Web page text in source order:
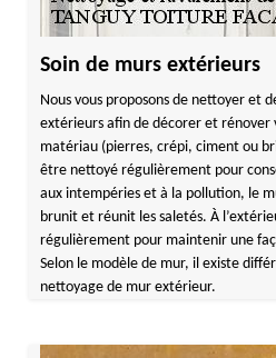
Soin de murs extérieurs
Nous vous proposons de nettoyer et
extérieurs afin de décorer et rénover
matériau (pierres, crépi, ciment ou
être nettoyé régulièrement pour
aux intempéries et à la pollution, le
brunit et réunit les saletés. À
régulièrement pour maintenir une
Selon le modèle de mur, il existe
nettoyage de mur extérieur.